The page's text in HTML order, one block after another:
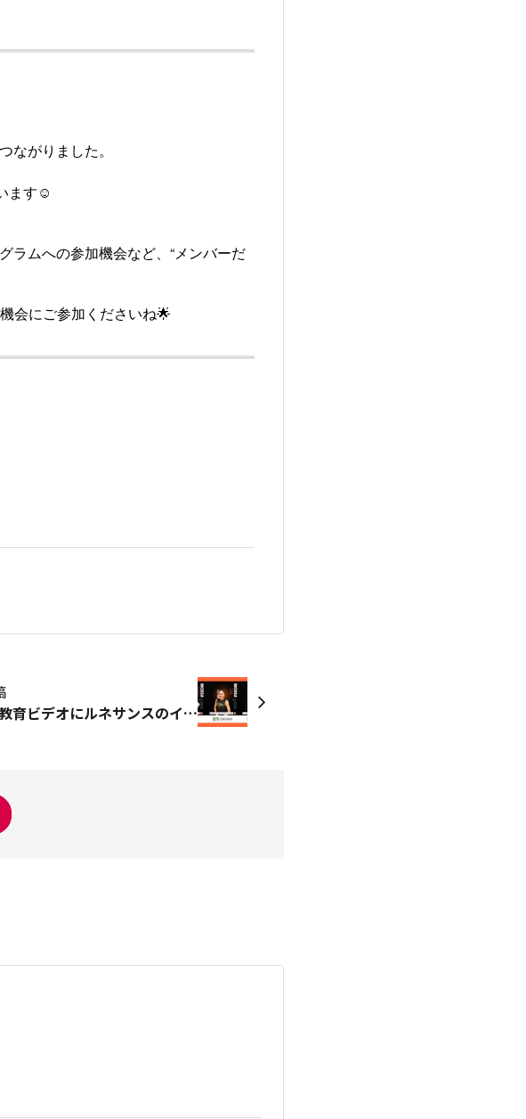
がりました。
ます☺
ラムへの参加機会など、“メンバーだ
会にご参加くださいね🌟
MOSSA教育ビデオにルネサンスのインストラクターが出演！